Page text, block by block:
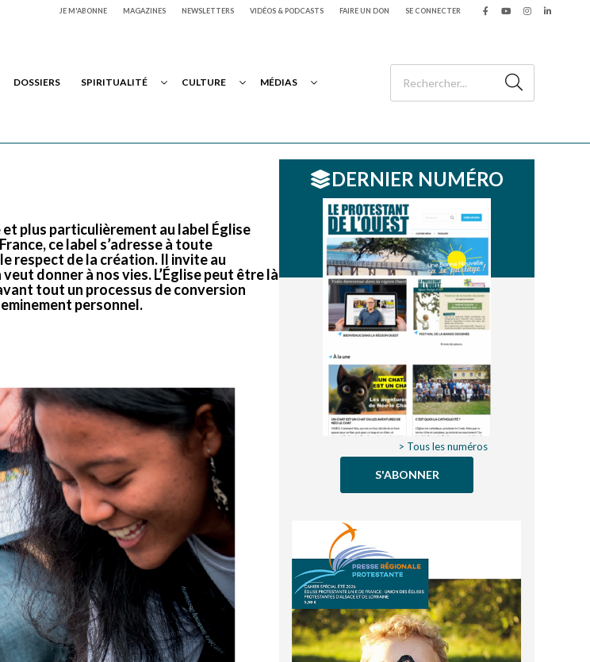
JE M'ABONNE MAGAZINES NEWSLETTERS VIDÉOS & PODCASTS FAIRE UN DON SE CONNECTER
DOSSIERS SPIRITUALITÉ CULTURE MÉDIAS
plus particulièrement au label Église
ce label s’adresse à toute
respect de la création. Il invite au
donner à nos vies. L’Église peut être là
tout un processus de conversion
personnel.
DERNIER NUMÉRO
> Tous les numéros
S'ABONNER